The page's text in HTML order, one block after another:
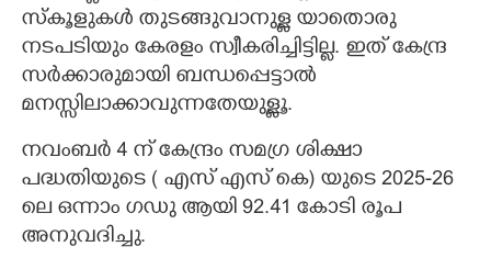
സ്കൂളുകൾ തുടങ്ങുവാനുള്ള യാതൊരു
നടപടിയും കേരളം സ്വീകരിച്ചിട്ടില്ല. ഇത് കേന്ദ്ര
സർക്കാരുമായി ബന്ധപ്പെട്ടാൽ
മനസ്സിലാക്കാവുന്നതേയുള്ളൂ.
നവംബർ 4 ന് കേന്ദ്രം സമഗ്ര ശിക്ഷാ
പദ്ധതിയുടെ ( എസ് എസ് കെ) യുടെ 2025-26
ലെ ഒന്നാം ഗഡു ആയി 92.41 കോടി രൂപ
അനുവദിച്ചു.